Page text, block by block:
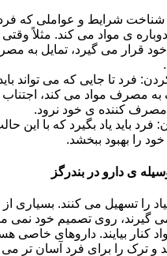
شرایط و عواملی که فرد
ی مواد می کند. مثلاً
قرار می گیرد، تمایل به
فرد تا جایی که می تواند
به مصرف مواد می کند، اجتناب
کننده ی خود نرود.
فرد باید یاد بگیرد که با این
را بهبود ببخشد.
ی دارو در بندرگز
را تسهیل می کنند. بسیاری
گیرند، روی تصمیم خود نمی
کنار بیایند. داروهای خاصی
و ترک را برای فرد آسان تر می